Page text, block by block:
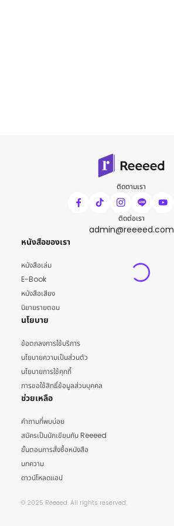
ติดตามเรา
ติดต่อเรา
admin@reeeed.com
หนังสือของเรา
หนังสือเล่ม
E-Book
หนังสือเสียง
นิยายรายตอน
นโยบาย
ข้อตกลงการใช้บริการ
นโยบายความเป็นส่วนตัว
นโยบายการใช้คุกกี้
การขอใช้สิทธิ์ข้อมูลส่วนบุคคล
ช่วยเหลือ
คำถามที่พบบ่อย
สมัครเป็นนักเขียนกับ Reeeed
ขั้นตอนการสั่งซื้อหนังสือ
บทความ
ดาวน์โหลดแอป
© 2025 Reeeed. All rights reserved.